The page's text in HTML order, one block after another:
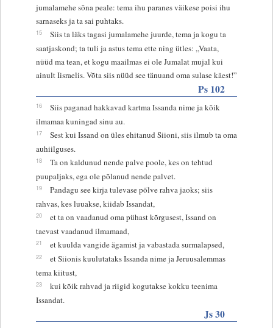
jumalamehe sõna peale: tema ihu paranes väikese poisi ihu
sarnaseks ja ta sai puhtaks.
15
Siis ta läks tagasi jumalamehe juurde, tema ja kogu ta
saatjaskond; ta tuli ja astus tema ette ning ütles: „Vaata,
nüüd ma tean, et kogu maailmas ei ole Jumalat mujal kui
ainult Iisraelis. Võta siis nüüd see tänuand oma sulase käest!”
Ps 102
16
Siis paganad hakkavad kartma Issanda nime ja kõik
ilmamaa kuningad sinu au.
17
Sest kui Issand on üles ehitanud Siioni, siis ilmub ta oma
auhiilguses.
18
Ta on kaldunud nende palve poole, kes on tehtud
puupaljaks, ega ole põlanud nende palvet.
19
Pandagu see kirja tulevase põlve rahva jaoks; siis
rahvas, kes luuakse, kiidab Issandat,
20
et ta on vaadanud oma pühast kõrgusest, Issand on
taevast vaadanud ilmamaad,
21 et kuulda vangide ägamist ja vabastada surmalapsed,
22
et Siionis kuulutataks Issanda nime ja Jeruusalemmas
tema kiitust,
23
kui kõik rahvad ja riigid kogutakse kokku teenima
Issandat.
Js 30